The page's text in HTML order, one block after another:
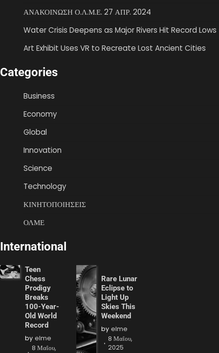
ΑΝΑΚΟΙΝΩΣΗ Ο.Λ.Μ.Ε. 27 ΑΠΡ. 2024
Water Crisis Deepens as Major Rivers Hit Record Lows
Art Exhibit Uses VR to Recreate Lost Ancient Cities
Categories
Business
Economy
Global
Innovation
Science
Technology
ΚΙΝΗΤΟΠΟΙΗΣΕΙΣ
ΟΛΜΕ
International
Teen
Chess
Prodigy
Breaks
100-Year-
Old World
Record
by elme
8 Μαΐου,
Rare Lunar
Eclipse to
Light Up
Skies This
Weekend
by elme
8 Μαΐου,
2025